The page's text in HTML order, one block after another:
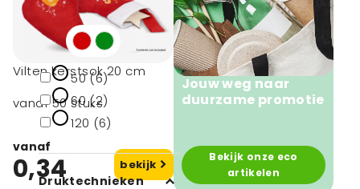
Minimale afname
50 (6)
60 (2)
120 (6)
Druktechnieken
Vilten kerstsok 20 cm
vanaf 50 stuks
vanaf
0,34 bekijk
Jouw weg naar
duurzame promotie
Bekijk onze eco
artikelen